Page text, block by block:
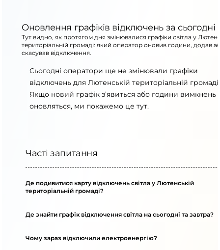
Оновлення графіків відключень за сьогодні
Тут видно, як протягом дня змінювалися графіки світла у
територіальній громаді: який оператор оновив години, додав
скасував відключення.
Сьогодні оператори ще не змінювали графіки
відключень для Лютенській територіальній громаді.
Якщо новий графік з’явиться або години вимкнень
оновляться, ми покажемо це тут.
Часті запитання
Де подивитися карту відключень світла у Лютенській
територіальній громаді?
Де знайти графік відключення світла на сьогодні та завтра?
Чому зараз відключили електроенергію?